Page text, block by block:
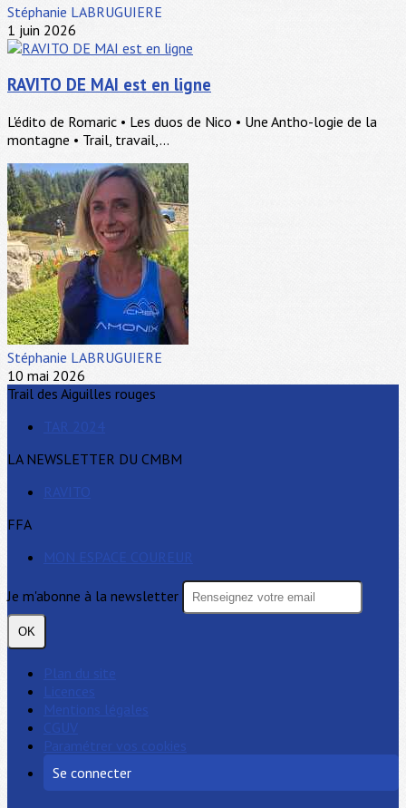
Stéphanie LABRUGUIERE
1 juin 2026
RAVITO DE MAI est en ligne
L'édito de Romaric • Les duos de Nico • Une Antho-logie de la
montagne • Trail, travail,...
Stéphanie LABRUGUIERE
10 mai 2026
Trail des Aiguilles rouges
TAR 2024
LA NEWSLETTER DU CMBM
RAVITO
FFA
MON ESPACE COUREUR
Je m'abonne à la newsletter
OK
Plan du site
Licences
Mentions légales
CGUV
Paramétrer vos cookies
Se connecter